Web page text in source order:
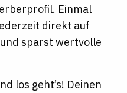
Einmal
direkt auf
sparst wertvolle
los geht’s! Deinen